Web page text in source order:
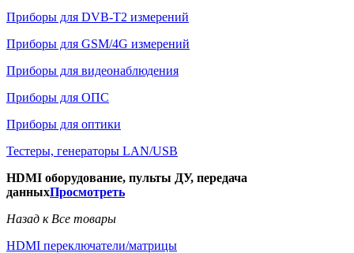
Приборы для DVB-T2 измерений
Приборы для GSM/4G измерений
Приборы для видеонаблюдения
Приборы для ОПС
Приборы для оптики
Тестеры, генераторы LAN/USB
HDMI оборудование, пульты ДУ, передача
данныхПросмотреть
Назад к Все товары
HDMI переключатели/матрицы